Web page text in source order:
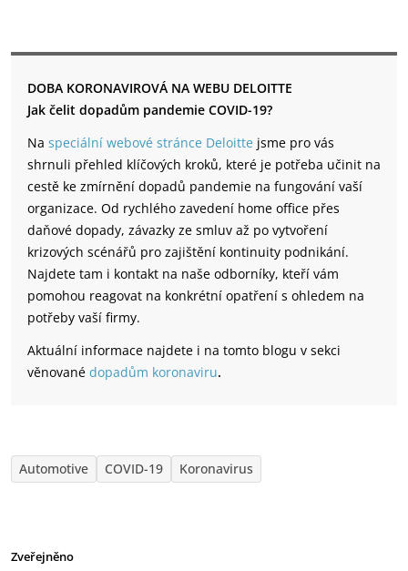
DOBA KORONAVIROVÁ NA WEBU DELOITTE
Jak čelit dopadům pandemie COVID-19?
Na speciální webové stránce Deloitte jsme pro vás
shrnuli přehled klíčových kroků, které je potřeba učinit na
cestě ke zmírnění dopadů pandemie na fungování vaší
organizace. Od rychlého zavedení home office přes
daňové dopady, závazky ze smluv až po vytvoření
krizových scénářů pro zajištění kontinuity podnikání.
Najdete tam i kontakt na naše odborníky, kteří vám
pomohou reagovat na konkrétní opatření s ohledem na
potřeby vaší firmy.
Aktuální informace najdete i na tomto blogu v sekci
věnované dopadům koronaviru.
Automotive COVID-19 Koronavirus
Zveřejněno